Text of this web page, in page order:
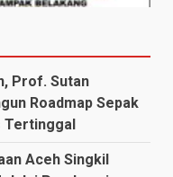
Prof. Sutan
Roadmap Sepak
Tertinggal
Aceh Singkil